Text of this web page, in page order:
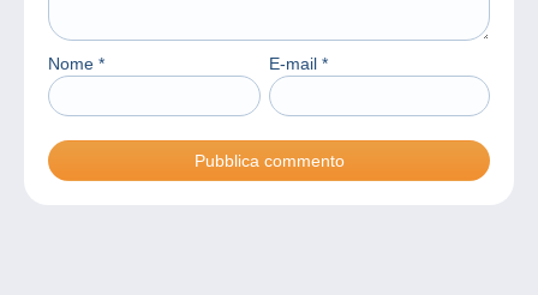
Nome * E-mail *